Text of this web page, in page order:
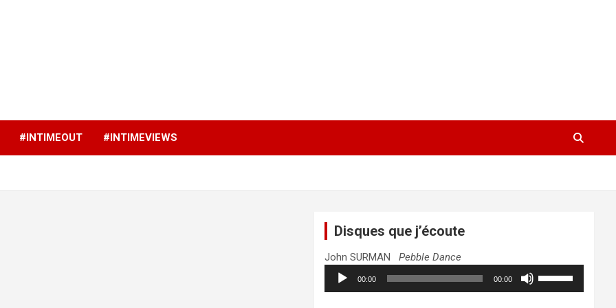
#INTIMEOUT #INTIMEVIEWS
Disques que j’écoute
John SURMANPebble Dance
Lecteur
audio
00:00 00:00